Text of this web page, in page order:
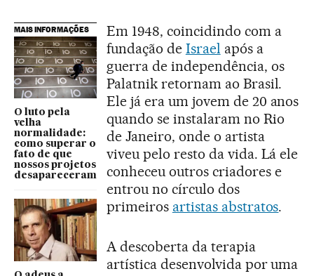
MAIS INFORMAÇÕES
O luto pela
velha
normalidade:
como superar o
fato de que
nossos projetos
desapareceram
Em 1948, coincidindo com a
fundação de Israel após a
guerra de independência, os
Palatnik retornam ao Brasil.
Ele já era um jovem de 20 anos
quando se instalaram no Rio
de Janeiro, onde o artista
viveu pelo resto da vida. Lá ele
conheceu outros criadores e
entrou no círculo dos
primeiros artistas abstratos.
A descoberta da terapia
artística desenvolvida por uma